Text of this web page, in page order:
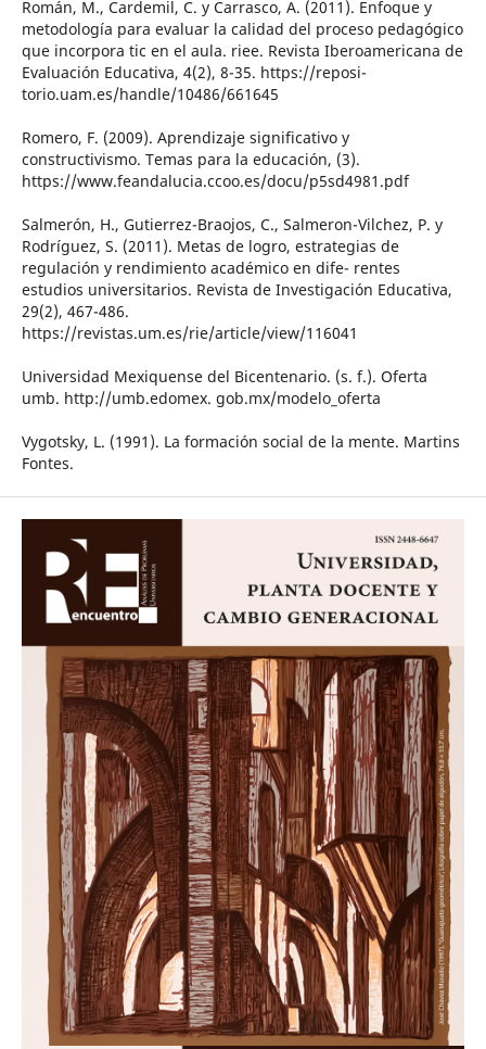
Román, M., Cardemil, C. y Carrasco, A. (2011). Enfoque y
metodología para evaluar la calidad del proceso pedagógico
que incorpora tic en el aula. riee. Revista Iberoamericana de
Evaluación Educativa, 4(2), 8-35. https://reposi-
torio.uam.es/handle/10486/661645
Romero, F. (2009). Aprendizaje significativo y
constructivismo. Temas para la educación, (3).
https://www.feandalucia.ccoo.es/docu/p5sd4981.pdf
Salmerón, H., Gutierrez-Braojos, C., Salmeron-Vilchez, P. y
Rodríguez, S. (2011). Metas de logro, estrategias de
regulación y rendimiento académico en dife- rentes
estudios universitarios. Revista de Investigación Educativa,
29(2), 467-486.
https://revistas.um.es/rie/article/view/116041
Universidad Mexiquense del Bicentenario. (s. f.). Oferta
umb. http://umb.edomex. gob.mx/modelo_oferta
Vygotsky, L. (1991). La formación social de la mente. Martins
Fontes.